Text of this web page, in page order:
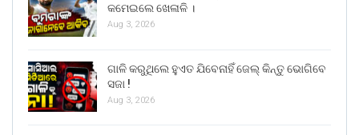
କମେଇଲେ ଖେଳାଳି ।
Aug 3, 2026
ଗାଳି କରୁଥିଲେ ହୁଏତ ଯିବେନାହିଁ ଜେଲ୍ କିନ୍ତୁ ଭୋଗିବେ
ସଜା !
Aug 3, 2026